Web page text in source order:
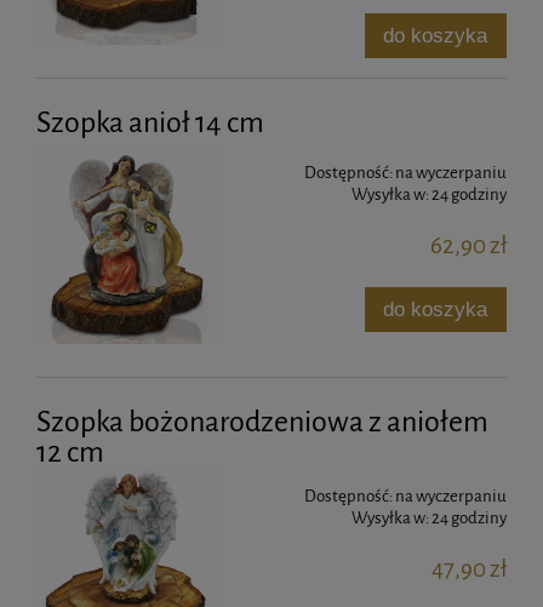
do koszyka
Szopka anioł 14 cm
Dostępność: na wyczerpaniu
Wysyłka w:24 godziny
62,90 zł
do koszyka
Szopka bożonarodzeniowa z aniołem
12 cm
Dostępność: na wyczerpaniu
Wysyłka w:24 godziny
47,90 zł